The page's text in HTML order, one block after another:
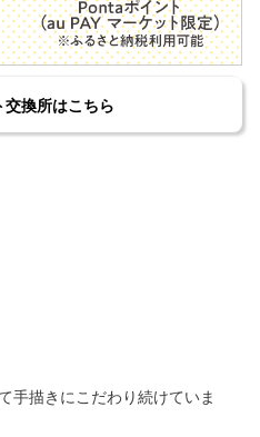
交換所はこちら
手描きにこだわり続けていま